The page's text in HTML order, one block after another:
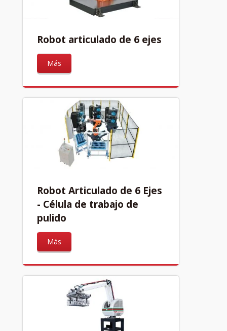
Robot articulado de 6 ejes
Más
Robot Articulado de 6 Ejes
- Célula de trabajo de
pulido
Más